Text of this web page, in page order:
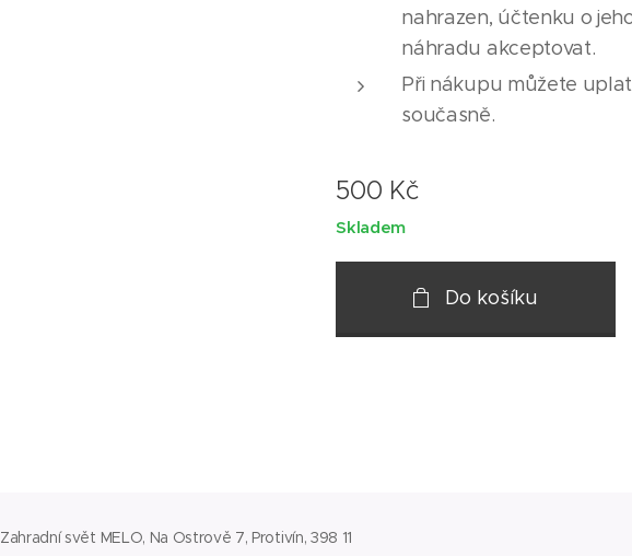
nahrazen, účtenku o
náhradu akceptovat.
Při nákupu můžete
současně.
500 Kč
Skladem
Do košíku
Zahradní svět MELO, Na Ostrově 7, Protivín, 398 11